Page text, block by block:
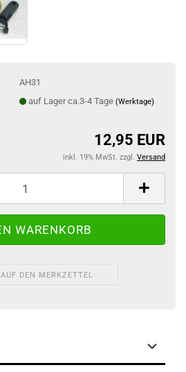
AH31
auf Lager ca.3-4 Tage (Werktage)
12,95 EUR
inkl. 19% MwSt. zzgl. Versand
AUF DEN MERKZETTEL